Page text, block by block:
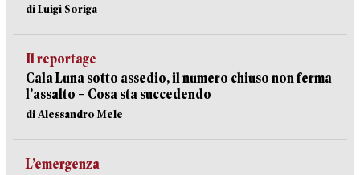
di Luigi Soriga
Il reportage
Cala Luna sotto assedio, il numero chiuso non ferma
l’assalto – Cosa sta succedendo
di Alessandro Mele
L’emergenza